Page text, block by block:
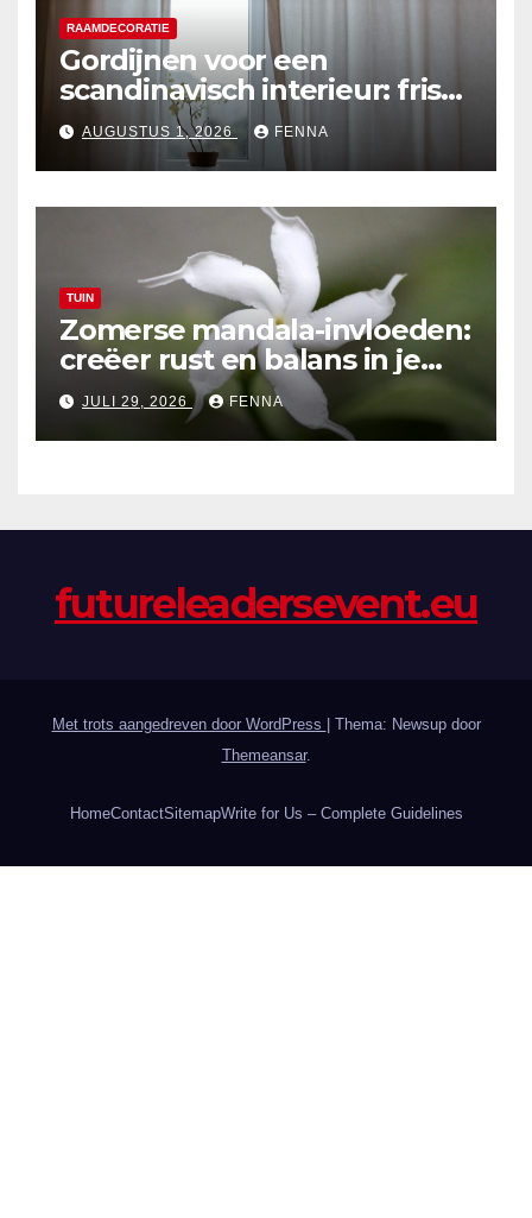
RAAMDECORATIE
Gordijnen voor een
scandinavisch interieur: frisse
en lichte ontwerpen
AUGUSTUS 1, 2026 FENNA
TUIN
Zomerse mandala-invloeden:
creëer rust en balans in je
tuinontwerp
JULI 29, 2026 FENNA
futureleadersevent.eu
Met trots aangedreven door WordPress
Thema: Newsup door
Themeansar.
HomeContactSitemapWrite for Us – Complete Guidelines